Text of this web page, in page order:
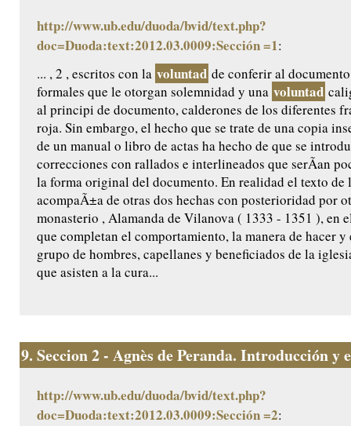
http://www.ub.edu/duoda/bvid/text.php?
doc=Duoda:text:2012.03.0009:Sección =1:
... , 2 , escritos con la voluntad de conferir al
formales que le otorgan solemnidad y una voluntad
al principi de documento, calderones de los diferentes
roja. Sin embargo, el hecho que se trate de una copia
de un manual o libro de actas ha hecho de que se
correcciones con rallados e interlineados que serÃ­an
la forma original del documento. En realidad el texto de
acompaÃ±a de otras dos hechas con posterioridad por
monasterio , Alamanda de Vilanova ( 1333 - 1351 ), en
que completan el comportamiento, la manera de hacer
grupo de hombres, capellanes y beneficiados de la
que asisten a la cura...
9. Seccion 2 - Agnès de Peranda. Introducción y
http://www.ub.edu/duoda/bvid/text.php?
doc=Duoda:text:2012.03.0009:Sección =2: